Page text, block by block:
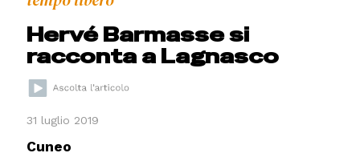
Hervé Barmasse si
racconta a Lagnasco
31 luglio 2019
Cuneo